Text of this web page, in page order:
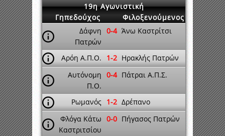
19η Αγωνιστική
Γηπεδούχος
Φιλοξενούμενος
Δάφνη
Πατρών
0-4 Άνω Καστρίτσι
Αρόη Α.Π.Ο. 1-2 Ηρακλής Πατρών
Αυτόνομη
Π.Ο.
0-4 Πάτραι Α.Π.Σ.
Ρωμανός 1-2 Δρέπανο
Φλόγα Κάτω
Καστριτσίου
0-0 Πήγασος Πατρών